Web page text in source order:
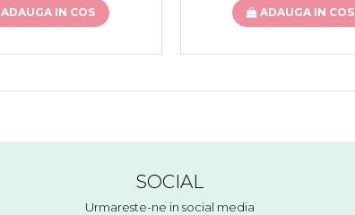
ADAUGA IN COS ADAUGA IN COS
SOCIAL
Urmareste-ne in social media